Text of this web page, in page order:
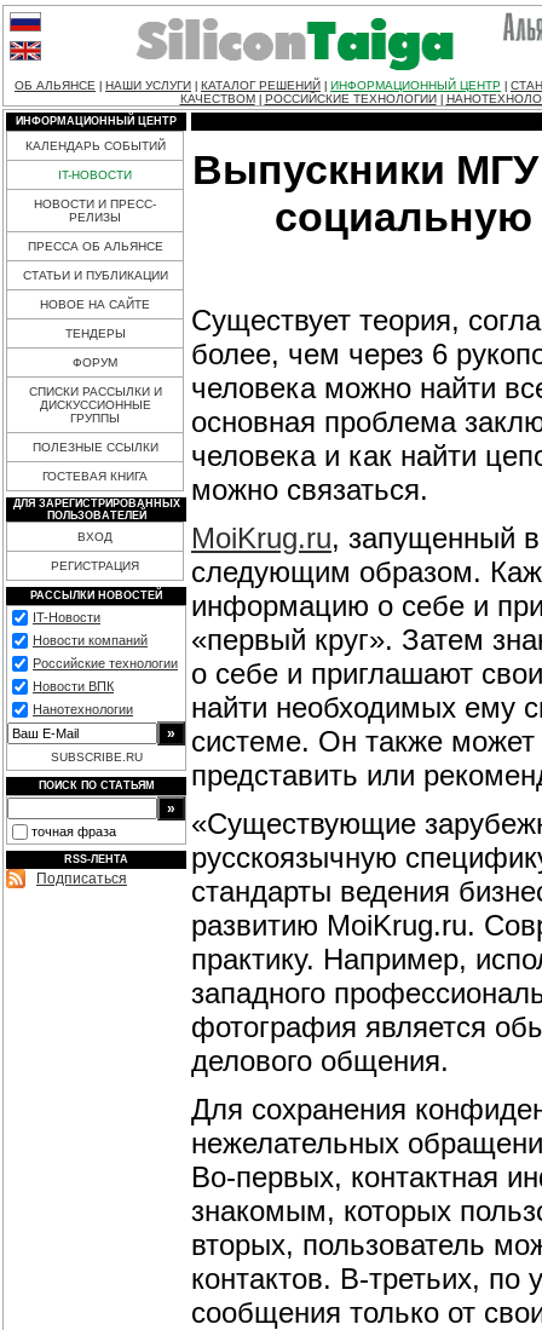
ОБ АЛЬЯНСЕ НАШИ УСЛУГИ КАТАЛОГ РЕШЕНИЙ ИНФОРМАЦИОННЫЙ ЦЕНТР
КАЧЕСТВОМ
РОССИЙСКИЕ ТЕХНОЛОГИИ
ИНФОРМАЦИОННЫЙ ЦЕНТР
КАЛЕНДАРЬ СОБЫТИЙ
IT-НОВОСТИ
НОВОСТИ И ПРЕСС-
РЕЛИЗЫ
ПРЕССА ОБ АЛЬЯНСЕ
СТАТЬИ И ПУБЛИКАЦИИ
НОВОЕ НА САЙТЕ
ТЕНДЕРЫ
ФОРУМ
СПИСКИ РАССЫЛКИ И
ДИСКУССИОННЫЕ
ГРУППЫ
ПОЛЕЗНЫЕ ССЫЛКИ
ГОСТЕВАЯ КНИГА
ДЛЯ ЗАРЕГИСТРИРОВАННЫХ
ПОЛЬЗОВАТЕЛЕЙ
ВХОД
РЕГИСТРАЦИЯ
РАССЫЛКИ НОВОСТЕЙ
IT-Новости
Новости компаний
Российские технологии
Новости ВПК
Нанотехнологии
SUBSCRIBE.RU
ПОИСК ПО СТАТЬЯМ
точная фраза
RSS-ЛЕНТА
Подписаться
Выпускники
социальную
Существует теория,
более, чем через 6
человека можно найти
основная проблема
человека и как найти
можно связаться.
MoiKrug.ru, запущенный
следующим образом.
информацию о себе и
«первый круг». Затем
о себе и приглашают
найти необходимых ему
системе. Он также
представить или
«Существующие
русскоязычную
стандарты ведения
развитию MoiKrug.ru.
практику. Например,
западного
фотография является
делового общения.
Для сохранения
нежелательных
Во-первых, контактная
знакомым, которых
вторых, пользователь
контактов. В-третьих, по
сообщения только от